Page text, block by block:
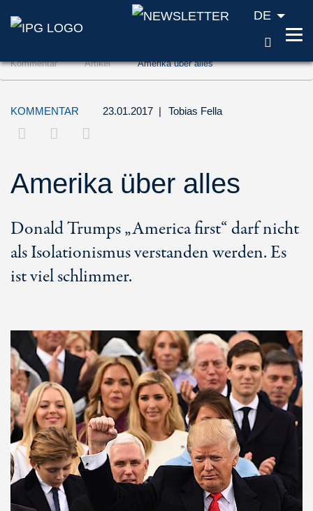
Zum Inhalt springen (Accesskey '1')
Zur Suche springen (Accesskey '2')
Zur Navigation springen (Accesskey '3')
DE
Kommentar Artikel Amerika über alles
KOMMENTAR 23.01.2017 | Tobias Fella
Amerika über alles
Donald Trumps „America first“ darf nicht
als Isolationismus verstanden werden. Es
ist viel schlimmer.